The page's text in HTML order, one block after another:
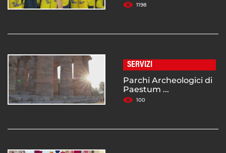
1198
SERVIZI
Parchi Archeologici di
Paestum ...
100